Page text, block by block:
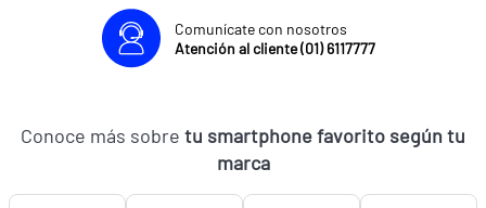
Comunícate con nosotros
Atención al cliente (01) 6117777
Conoce más sobre tu smartphone favorito según tu
marca